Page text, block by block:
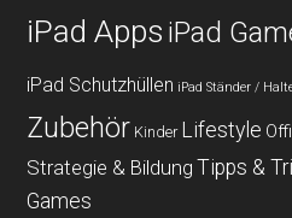
iPad Apps iPad
iPad Schutzhüllen iPad Ständer /
Zubehör Kinder Lifestyle
Strategie & Bildung Tipps &
Games